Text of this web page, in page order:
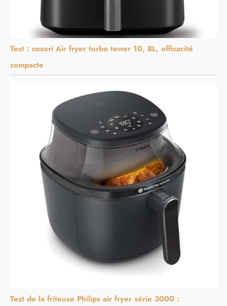
Test : cosori Air fryer turbo tower 10, 8L, efficacité
compacte
Test de la friteuse Philips air fryer série 3000 :